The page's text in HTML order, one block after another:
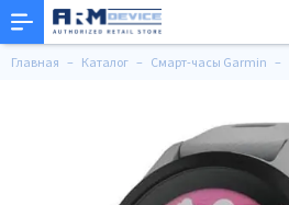
Главная Каталог Смарт-часы Garmin